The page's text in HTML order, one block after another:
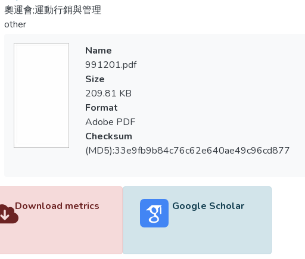
奧運會;運動行銷與管理
other
Name
991201.pdf
Size
209.81 KB
Format
Adobe PDF
Checksum
(MD5):33e9fb9b84c76c62e640ae49c96cd877
Download metrics Google Scholar